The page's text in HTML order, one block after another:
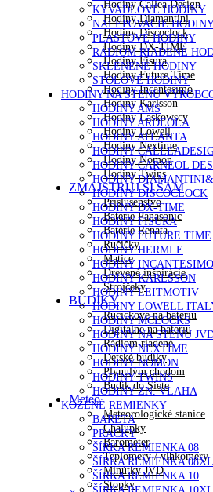
Hodiny Callea Design
Hodiny Diamantini
Hodiny Discoclock
Hodiny DX-TIME
Hodiny Fisura
Hodiny Future Time
Hodiny Incantesimo
Hodiny Karlsson
Hodiny Laskowscy
Hodiny Lowell
Hodiny Nextime
Hodiny Nomon
Hodiny Twins
ZMAJSTRUJ SI SÁM
Príslušenstvo
Batérie Panasonic
Batérie Renata
Ručičky
Matice
Drevené inšpirácie
Strojčeky
BUDÍKY
Ručičkové na batériu
Digitálne na batériu
Rádiom riadené
Detské budíky
Plynulým chodom
Budík do Siete
Meteo
Meteorologické stanice
Chalúpky
Barometer
Teplomery / vlhkomery
Minútky JVD
Stopky
KYVADLOVÉ HODINY
NALEPOVACIE
PLASTOVÉ HODINY
RÁDIOM RIADENÉ
SKLENENÉ HODINY
STOLOVÉ HODINY
HODINY NA STENU
HODINY AMS
HODINY ARDEOLA
HODINY ATLANTA
HODINY
HODINY CARNEOL
HODINY
HODINY DISCOCLOCK
HODINY DX-TIME
HODINY FISURA
HODINY FUTURE TIME
HODINY HERMLE
HODINY
HODINY KARLSSON
HODINY LEITMOTIV
HODINY LOWELL
HODINY MCLOCKS
HODINY NA STENU
HODINY NEXTIME
HODINY NOMON
HODINY TWINS
HODINY ZN. VLAHA
KOŽENÉ REMIENKY
BARETA
PRACKY
ŠÍRKA REMIENKA 08
ŠÍRKA REMIENKA 08XL
ŠÍRKA REMIENKA 10